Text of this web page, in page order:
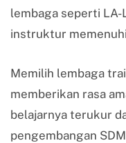
lembaga seperti
instruktur
Memilih lembaga
memberikan rasa
belajarnya terukur
pengembangan